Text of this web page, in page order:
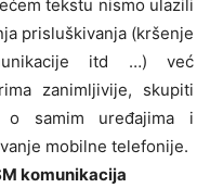
tekstu nismo ulazili
prisluškivanja (kršenje
itd …) već
zanimljivije, skupiti
o samim uređajima i
mobilne telefonije.
komunikacija